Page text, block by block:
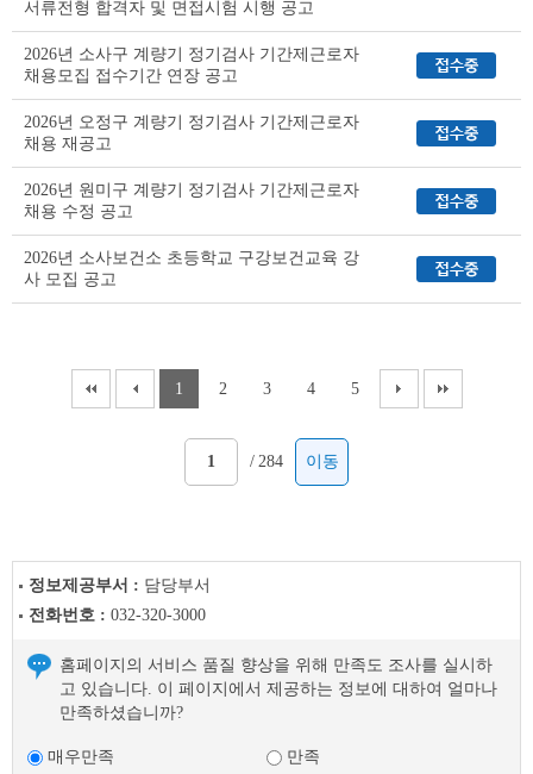
블서류전형 합격자 및 면접시험 시행 공고
2026년 소사구 계량기 정기검사 기간제근로자
채용모집 접수기간 연장 공고
2026년 오정구 계량기 정기검사 기간제근로자
채용 재공고
2026년 원미구 계량기 정기검사 기간제근로자
채용 수정 공고
2026년 소사보건소 초등학교 구강보건교육 강
사 모집 공고
1 2 3 4 5
/ 284 이동
정보제공부서 : 담당부서
전화번호 : 032-320-3000
홈페이지의 서비스 품질 향상을 위해 만족도 조사를 실시하
고 있습니다. 이 페이지에서 제공하는 정보에 대하여 얼마나
만족하셨습니까?
매우만족
만족